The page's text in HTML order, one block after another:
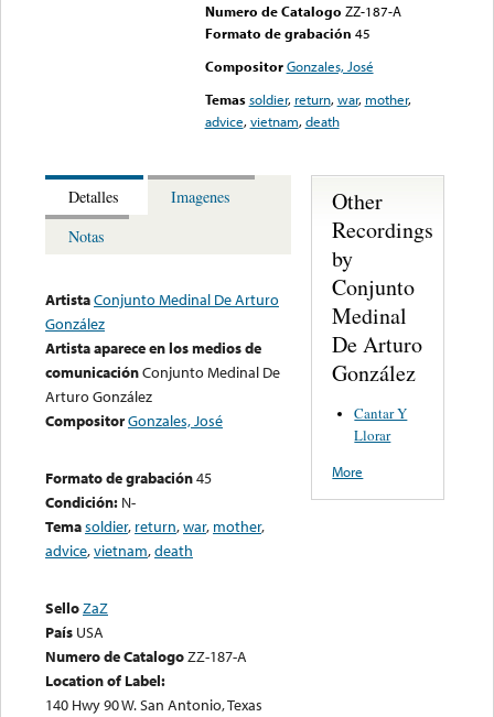
Numero de Catalogo ZZ-187-A
Formato de grabación 45
Compositor Gonzales, José
Temas soldier, return,war, mother,
advice,vietnam,death
Detalles
Imagenes
Notas
ArtistaConjunto Medinal De Arturo
González
Artista aparece en los medios de
comunicaciónConjunto Medinal De
Arturo González
CompositorGonzales, José
Formato de grabación45
Condición: N-
Temasoldier, return,war, mother,
advice,vietnam,death
SelloZaZ
País USA
Numero de CatalogoZZ-187-A
Location of Label:
140 Hwy 90 W. San Antonio, Texas
Other
Recordings
by
Conjunto
Medinal
De Arturo
González
Cantar Y
Llorar
More